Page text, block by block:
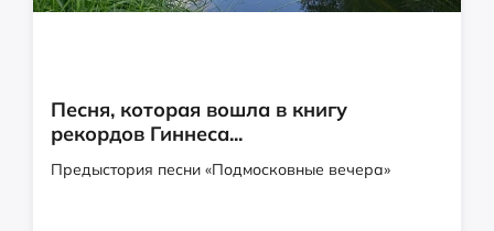
Песня, которая вошла в книгу
рекордов Гиннеса...
Предыстория песни «Подмосковные вечера»